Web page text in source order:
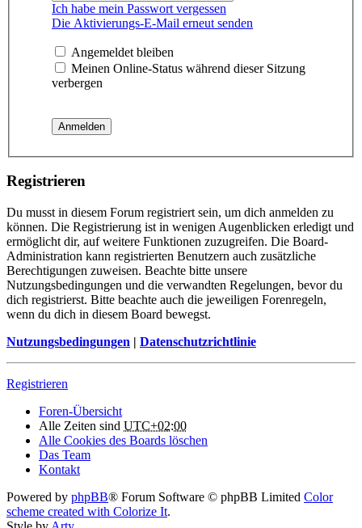
Ich habe mein Passwort vergessen
Die Aktivierungs-E-Mail erneut senden
Angemeldet bleiben
Meinen Online-Status während dieser Sitzung
verbergen
Registrieren
Du musst in diesem Forum registriert sein, um dich anmelden zu
können. Die Registrierung ist in wenigen Augenblicken erledigt und
ermöglicht dir, auf weitere Funktionen zuzugreifen. Die Board-
Administration kann registrierten Benutzern auch zusätzliche
Berechtigungen zuweisen. Beachte bitte unsere
Nutzungsbedingungen und die verwandten Regelungen, bevor du
dich registrierst. Bitte beachte auch die jeweiligen Forenregeln,
wenn du dich in diesem Board bewegst.
Nutzungsbedingungen | Datenschutzrichtlinie
Registrieren
Foren-Übersicht
Alle Zeiten sind UTC+02:00
Alle Cookies des Boards löschen
Das Team
Kontakt
Powered by phpBB® Forum Software © phpBB Limited Color
scheme created with Colorize It.